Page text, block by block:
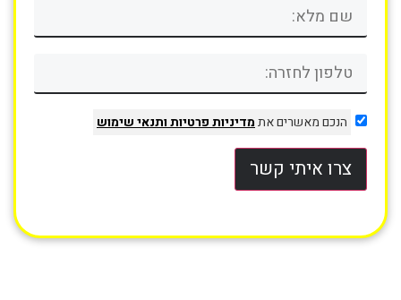
הנכם מאשרים אתמדיניות פרטיותותנאי שימוש
צרו איתי קשר